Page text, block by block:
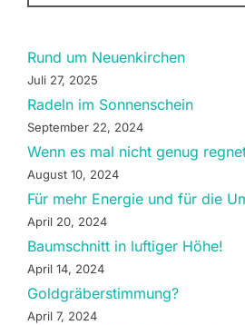
Rund um Neuenkirchen
Juli 27, 2025
Radeln im Sonnenschein
September 22, 2024
Wenn es mal nicht genug
August 10, 2024
Für mehr Energie und für die
April 20, 2024
Baumschnitt in luftiger Höhe!
April 14, 2024
Goldgräberstimmung?
April 7, 2024